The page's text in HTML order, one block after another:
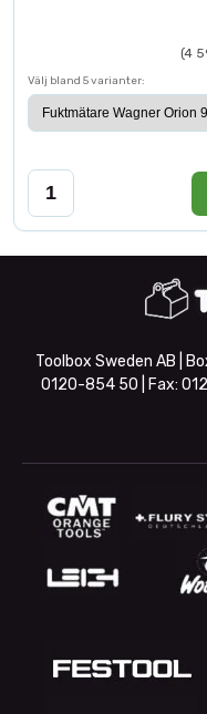
(4
Välj bland 5 varianter:
Toolbox Sweden AB |
0120-854 50 | Fax: